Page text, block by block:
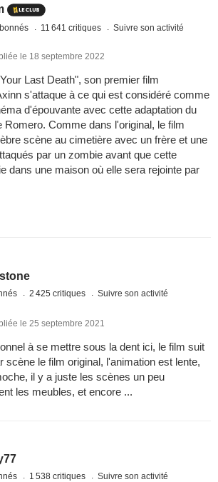
11 641 critiques Suivre son activité
le 18 septembre 2022
Last Death", son premier film
s'attaque à ce qui est considéré comme
d'épouvante avec cette adaptation du
Romero. Comme dans l'original, le film
scène au cimetière avec un frère et une
par un zombie avant que cette
dans une maison où elle sera rejointe par
2 425 critiques Suivre son activité
le 25 septembre 2021
à se mettre sous la dent ici, le film suit
scène le film original, l'animation est lente,
il y a juste les scènes un peu
les meubles, et encore ...
1 538 critiques Suivre son activité